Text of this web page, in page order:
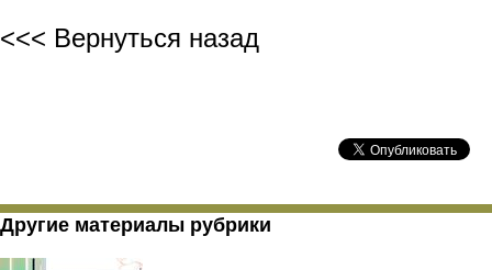
<<< Вернуться назад
Другие материалы рубрики